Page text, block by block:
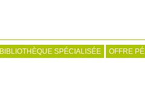
BIBLIOTHÈQUE SPÉCIALISÉE OFFRE